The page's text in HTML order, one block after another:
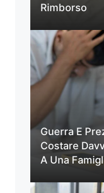
Rimborso
Guerra E
Costare
A Una